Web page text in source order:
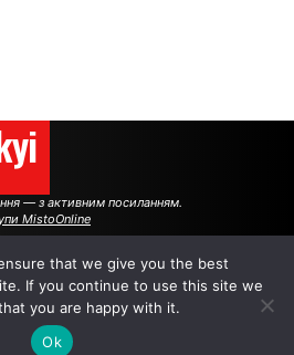
— з активним посиланням.
MistoOnline
АВТОРИ РЕКЛАМА НА САЙТІ
that we give you the best
If you continue to use this site we
you are happy with it.
Ok